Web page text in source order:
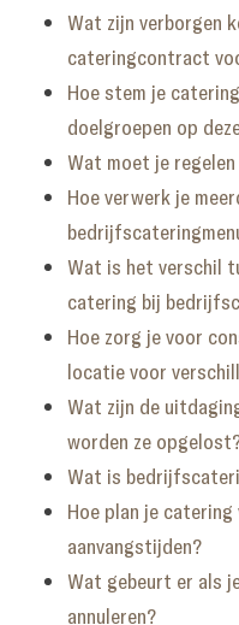
Wat zijn verborgen
cateringcontract
Hoe stem je
doelgroepen op
Wat moet je
Hoe verwerk je
Wat is het verschil
catering bij
Hoe zorg je voor
locatie voor
Wat zijn de
worden ze
Wat is
Hoe plan je
aanvangstijden?
Wat gebeurt er als
annuleren?